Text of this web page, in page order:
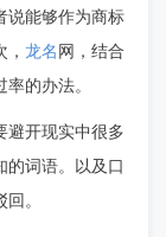
说能够作为商标
龙名 网，结合
的办法。
避开现实中很多
的词语。以及口
。